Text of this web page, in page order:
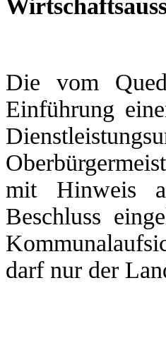
Die vom
Einführung
mit Hinweis
Beschluss
darf nur der